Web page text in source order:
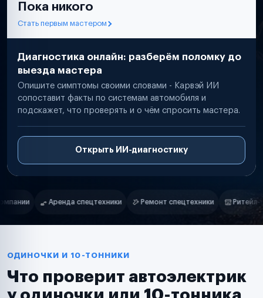
Пока никого
Стать первым мастером
Диагностика онлайн: разберём поломку до
выезда мастера
Опишите симптомы своими словами - Карвэй ИИ
сопоставит факты по системам автомобиля и
подскажет, что проверять и о чём спросить мастера.
Открыть ИИ-диагностику
Нам доверяют
Ремонт спецтехники Ритейл-сети Управляющие компании
Маркетплейсы
Таксопарки
Автодилеры
ОДИНОЧКИ И 10-ТОННИКИ
Что проверит автоэлектрик